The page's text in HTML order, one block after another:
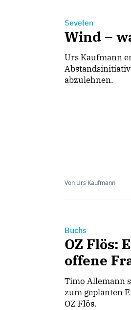
Sevelen
Wind –
Urs Kaufmann
abzulehnen.
Von Urs Kaufmann
Buchs
OZ Flös:
offene
Timo Allemann
zum geplanten
OZ Flös.